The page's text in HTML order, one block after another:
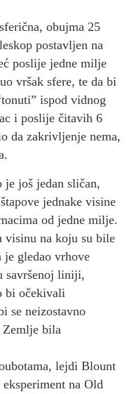
obujma 25
postavljen na
poslije jedne milje
vršak sfere, te da bi
ispod vidnog
i poslije čitavih 6
da zakrivljenje nema,
je još jedan sličan,
jednake visine
od jedne milje.
visinu na koju su bile
je gledao vrhove
savršenoj liniji,
bi očekivali
se neizostavno
bila
lejdi Blount
na Old